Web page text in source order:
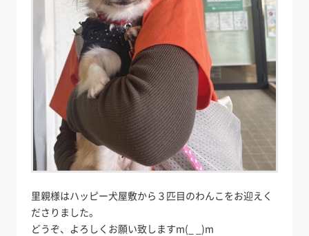
里親様はハッピー犬屋敷から３匹目のわんこをお迎えく
ださりました。
どうぞ、よろしくお願い致しますm(_ _)m